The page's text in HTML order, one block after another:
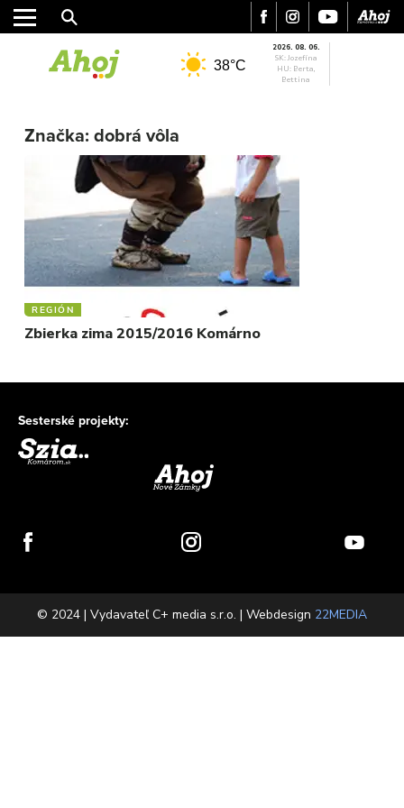
KULTÚRA
FOTKY
VIDEO
38°C
2026. 08. 06.
SK: Jozefína
HU: Berta,
Bettina
Značka: dobrá vôla
REGIÓN
Zbierka zima 2015/2016 Komárno
Sesterské projekty:
© 2024 | Vydavateľ C+ media s.r.o. | Webdesign 22MEDIA